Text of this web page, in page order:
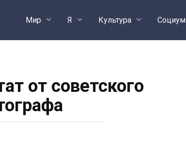
Мир Я Культура Социум
от советского